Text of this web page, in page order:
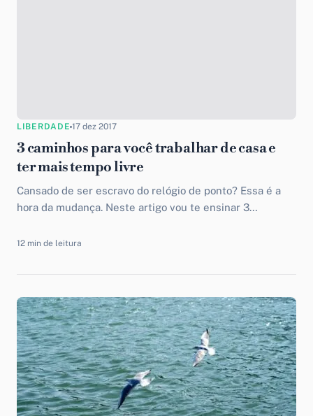
LIBERDADE 17 dez 2017
3 caminhos para você trabalhar de casa e
ter mais tempo livre
Cansado de ser escravo do relógio de ponto? Essa é a
hora da mudança. Neste artigo vou te ensinar 3
12 min de leitura